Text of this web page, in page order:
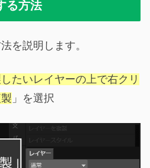
る方法
を説明します。
たいレイヤーの上で右クリ
」を選択